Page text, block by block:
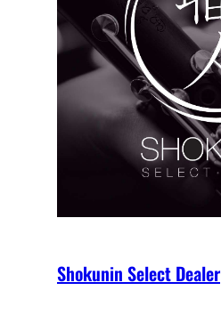
Shokunin Select Dealer